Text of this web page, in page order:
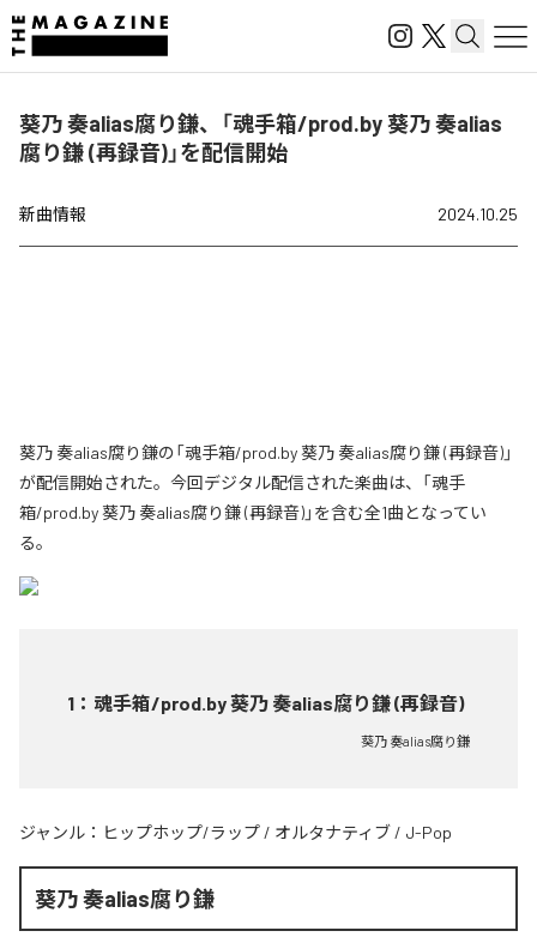
葵乃 奏alias腐り鎌、「魂手箱/prod.by 葵乃 奏alias
腐り鎌 (再録音)」を配信開始
新曲情報 2024.10.25
葵乃 奏alias腐り鎌の「魂手箱/prod.by 葵乃 奏alias腐り鎌 (再録音)」
が配信開始された。今回デジタル配信された楽曲は、「魂手
箱/prod.by 葵乃 奏alias腐り鎌 (再録音)」を含む全1曲となってい
る。
1 ： 魂手箱/prod.by 葵乃 奏alias腐り鎌 (再録音)
葵乃 奏alias腐り鎌
ジャンル： ヒップホップ/ラップ / オルタナティブ / J-Pop
葵乃 奏alias腐り鎌